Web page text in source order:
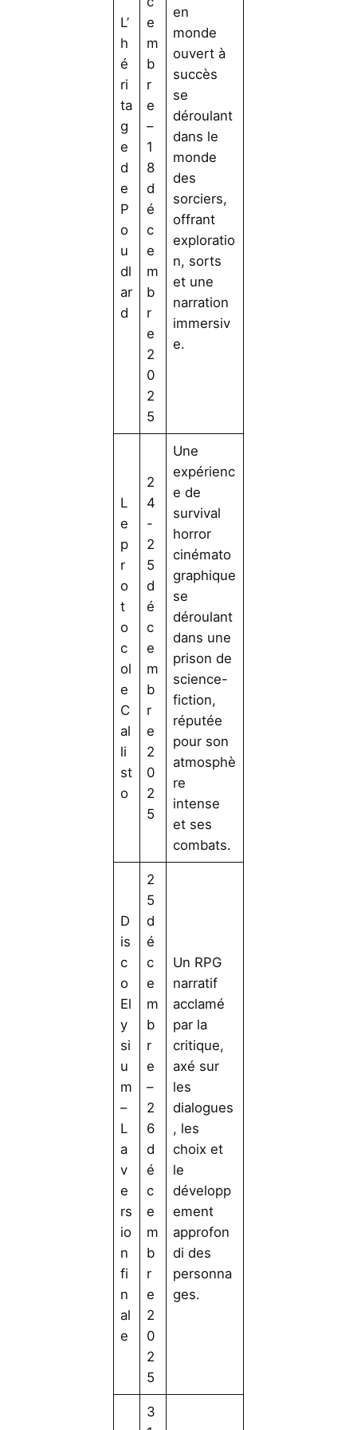
L’
h
é
ri
ta
g
e
d
e
P
o
u
dl
ar
d
e
m
b
r
e
–
1
8
d
é
c
e
m
b
r
e
2
0
2
5
en
monde
ouvert à
succès
se
déroulant
dans le
monde
des
sorciers,
offrant
exploratio
n, sorts
et une
narration
immersiv
e.
L
e
p
r
o
t
o
c
ol
e
C
al
li
st
o
2
4
-
2
5
d
é
c
e
m
b
r
e
2
0
2
5
Une
expérienc
e de
survival
horror
cinémato
graphique
se
déroulant
dans une
prison de
science-
fiction,
réputée
pour son
atmosphè
re
intense
et ses
combats.
D
is
c
o
El
y
si
u
m
–
L
a
v
e
rs
io
n
fi
n
al
e
2
5
d
é
c
e
m
b
r
e
–
2
6
d
é
c
e
m
b
r
e
2
0
2
5
Un RPG
narratif
acclamé
par la
critique,
axé sur
les
dialogues
, les
choix et
le
développ
ement
approfon
di des
personna
ges.
3